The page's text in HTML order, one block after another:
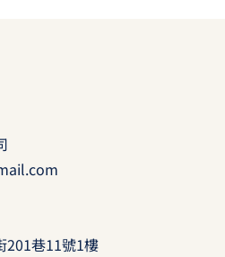
201巷11號1樓